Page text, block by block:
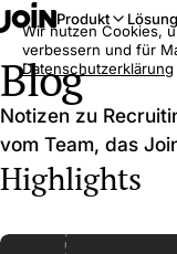
Produkt
Blog
Notizen zu
vom Team, das
Highlights
Wir nutzen Cookies,
verbessern und für
Datenschutzerklärung